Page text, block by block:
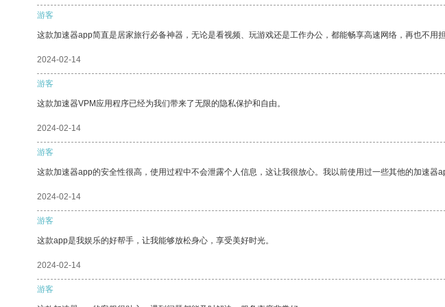
游客
这款加速器app简直是居家旅行必备神器，无论是看视频、玩游戏还是工作办公，都能畅享高速网络，再也不
2024-02-14
游客
这款加速器VPM应用程序已经为我们带来了无限的隐私保护和自由。
2024-02-14
游客
这款加速器app的安全性很高，使用过程中不会泄露个人信息，这让我很放心。我以前使用过一些其他的加速器
2024-02-14
游客
这款app是我娱乐的好帮手，让我能够放松身心，享受美好时光。
2024-02-14
游客